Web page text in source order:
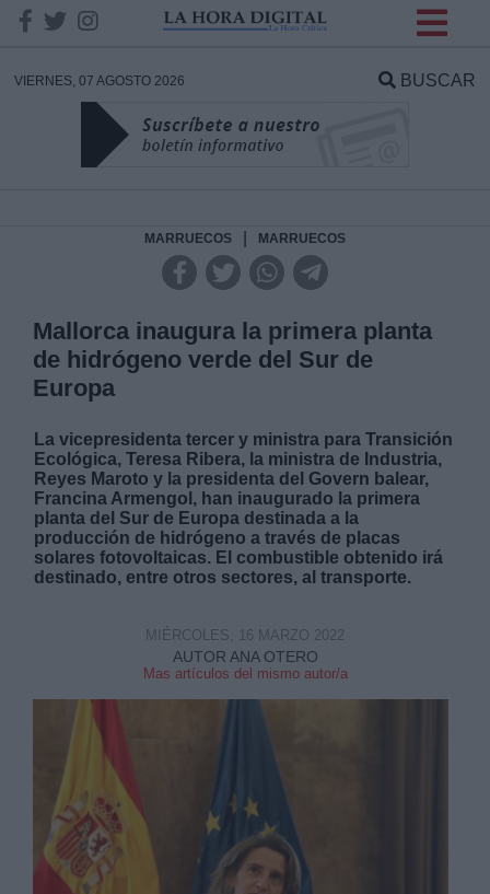
VIERNES, 07 AGOSTO 2026 BUSCAR
MARRUECOS MARRUECOS
Mallorca inaugura la primera planta
de hidrógeno verde del Sur de
Europa
La vicepresidenta tercer y ministra para Transición
Ecológica, Teresa Ribera, la ministra de Industria,
Reyes Maroto y la presidenta del Govern balear,
Francina Armengol, han inaugurado la primera
planta del Sur de Europa destinada a la
producción de hidrógeno a través de placas
solares fotovoltaicas. El combustible obtenido irá
destinado, entre otros sectores, al transporte.
AUTOR ANA OTERO
Mas artículos del mismo autor/a
MIÉRCOLES, 16 MARZO 2022
DATOS
Responsable:
Legitimación:
Destinatarios:
Información adicional